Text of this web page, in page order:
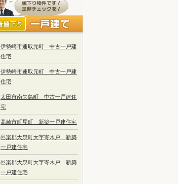
伊勢崎市連取元町 中古一戸建
住宅
伊勢崎市連取元町 中古一戸建
住宅
太田市南矢島町 中古一戸建住
宅
高崎市町屋町 新築一戸建住宅
邑楽郡大泉町大字寄木戸 新築
一戸建住宅
邑楽郡大泉町大字寄木戸 新築
一戸建住宅